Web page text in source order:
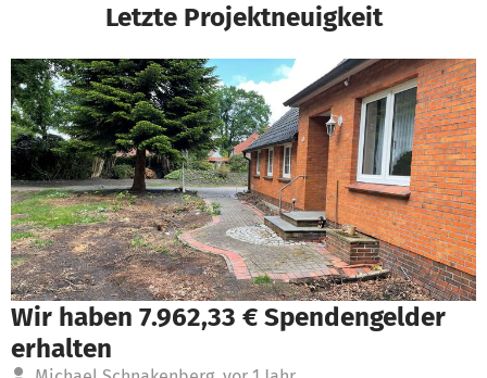
Letzte Projektneuigkeit
Wir haben 7.962,33 € Spendengelder
erhalten